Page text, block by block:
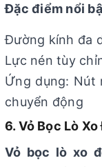
Đặc điểm nổi
Đường kính đa
Lực nén tùy
Ứng dụng: Nút
chuyển động
6. Vỏ Bọc Lò
Vỏ bọc lò xo